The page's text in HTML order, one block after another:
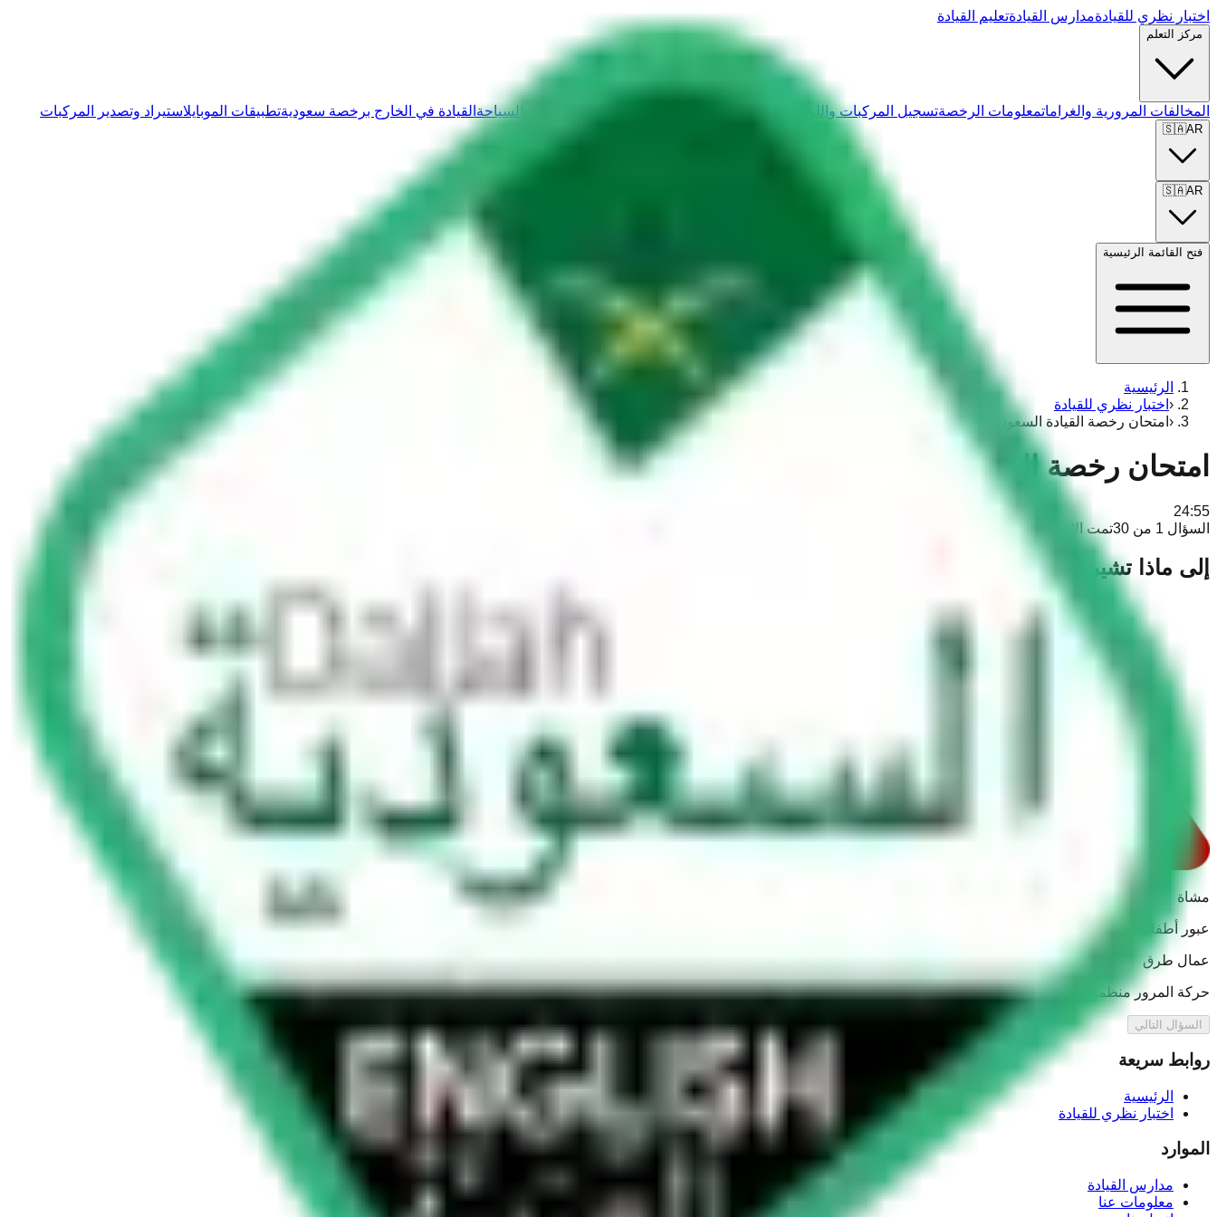
اختبار نظري للقيادةمدارس القيادةتعليم القيادة
مركز التعلم
المخالفات المرورية والغراماتمعلومات الرخصةتسجيل المركبات واللوحات السفر والسياحةالقيادة في الخارج برخصة سعوديةتطبيقات الموبايلاستيراد وتصدير المركبات
🇸🇦AR
🇸🇦AR
فتح القائمة الرئيسية
الرئيسية
‹ اختبار نظري للقيادة
‹ امتحان رخصة القيادة السعودية 2
امتحان رخصة القيادة السعودية 2
24:54
السؤال 1 من 30
تمت الإجابة على 0
إلى ماذا تشير إشارة التحذير هذه؟
مشاة
عبور أطفال / أطفال مدارس
عمال طرق
حركة المرور منظمة من قبل شرطة المرور
السؤال التالي
روابط سريعة
الرئيسية
اختبار نظري للقيادة
الموارد
مدارس القيادة
معلومات عنا